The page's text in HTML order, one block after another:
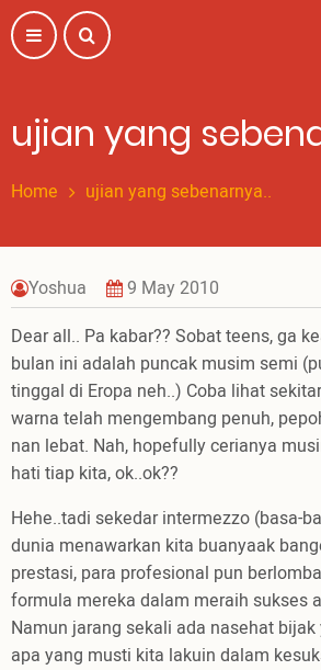
Skip
to
main
ujian yang
Home ujian yang sebenarnya..
Yoshua
9 May 2010
Dear all.. Pa kabar?? Sobat teens, ga
bulan ini adalah puncak musim semi
tinggal di Eropa neh..) Coba lihat
warna telah mengembang penuh,
nan lebat. Nah, hopefully cerianya
hati tiap kita, ok..ok??
Hehe..tadi sekedar intermezzo (basa-
dunia menawarkan kita buanyaak
prestasi, para profesional pun
formula mereka dalam meraih sukses
Namun jarang sekali ada nasehat
apa yang musti kita lakuin dalam